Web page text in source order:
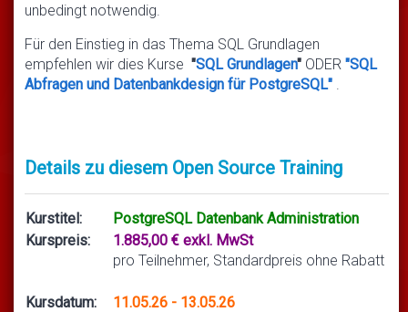
unbedingt notwendig.
Für den Einstieg in das Thema SQL Grundlagen
empfehlen wir dies Kurse "SQL Grundlagen" ODER "SQL
Abfragen und Datenbankdesign für PostgreSQL" .
Details zu diesem Open Source Training
Kurstitel:
PostgreSQL Datenbank Administration
Kurspreis:
1.885,00 € exkl. MwSt
pro Teilnehmer, Standardpreis ohne Rabatt
Kursdatum:
11.05.26 - 13.05.26